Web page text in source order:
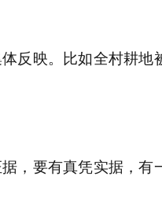
映。比如全村耕地
要有真凭实据，有